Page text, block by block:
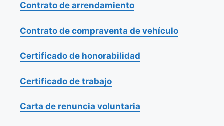
Contrato de arrendamiento
Contrato de compraventa de vehículo
Certificado de honorabilidad
Certificado de trabajo
Carta de renuncia voluntaria